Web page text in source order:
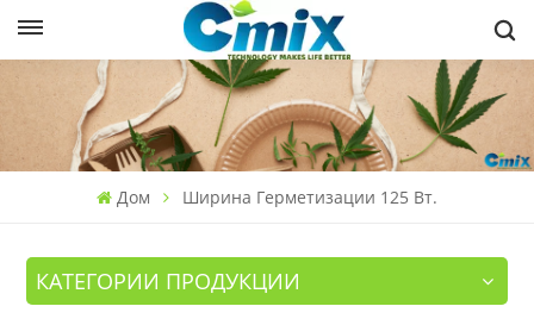
Дом Ширина Герметизации 125 Вт.
КАТЕГОРИИ ПРОДУКЦИИ